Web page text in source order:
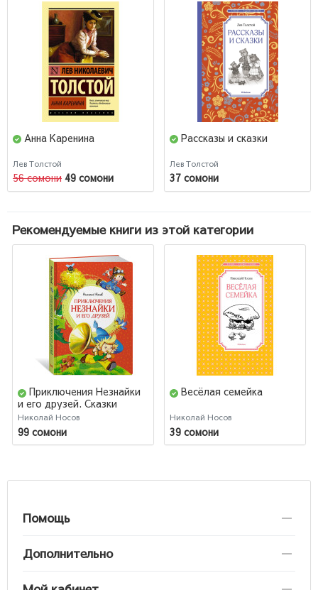
Анна Каренина
Лев Толстой
56 сомони 49 сомони
Рассказы и сказки
Лев Толстой
37 сомони
Рекомендуемые книги из этой категории
Приключения Незнайки
и его друзей. Сказки
Николай Носов
99 сомони
Весёлая семейка
Николай Носов
39 сомони
Помощь
Дополнительно